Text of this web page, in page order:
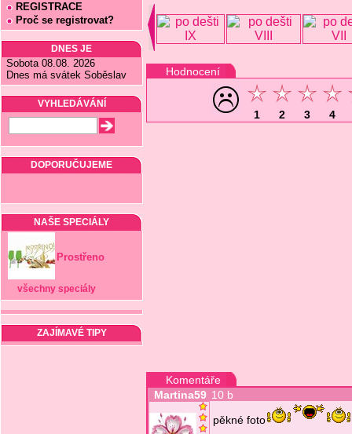
REGISTRACE
Proč se registrovat?
DNES JE
Sobota 08.08. 2026
Dnes má svátek Soběslav
VYHLEDÁVÁNÍ
DOPORUČUJEME
NAŠE SPECIÁLY
Prostřeno
všechny speciály
ZAJÍMAVÉ TIPY
Hodnocení
1 2 3 4
Komentáře
Martina59 10 b
pěkné foto